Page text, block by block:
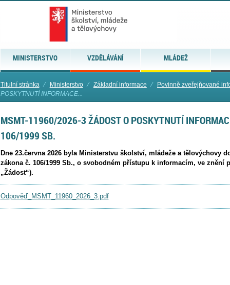
MINISTERSTVO VZDĚLÁVÁNÍ MLÁDEŽ
Titulní stránka ⁄ Ministerstvo ⁄ Základní informace ⁄
Povinně zveřejňované
POSKYTNUTÍ INFORMACE...
MSMT-11960/2026-3 ŽÁDOST O POSKYTNUTÍ
106/1999 SB.
Dne 23.června 2026 byla Ministerstvu školství, mládeže a tělovýchovy
zákona č. 106/1999 Sb., o svobodném přístupu k informacím, ve znění
„Žádost“).
Odpověď_MSMT_11960_2026_3.pdf